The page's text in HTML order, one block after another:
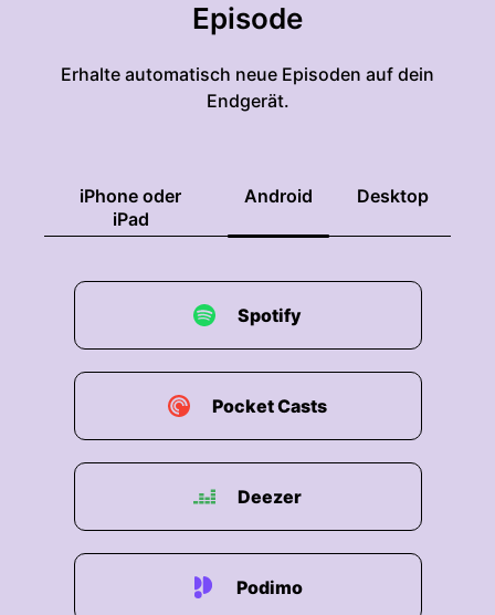
Episode
Erhalte automatisch neue Episoden auf dein
Endgerät.
iPhone oder
iPad
Android Desktop
Spotify
Pocket Casts
Deezer
Podimo